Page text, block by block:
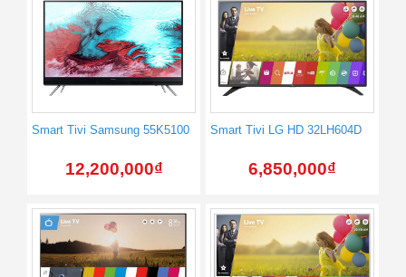
Smart Tivi Samsung 55K5100
12,200,000₫
Smart Tivi LG HD 32LH604D
6,850,000₫